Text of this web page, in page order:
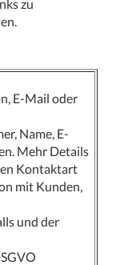
zu
E-Mail oder
Name, E-
Mehr Details
Kontaktart
mit Kunden,
und der